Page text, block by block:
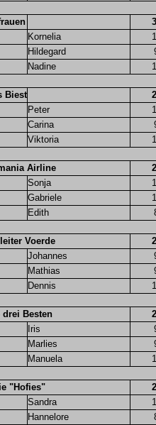
Kornelia
Hildegard
Nadine
Biest
Peter
Carina
Viktoria
Airline
Sonja
Gabriele
Edith
Voerde
Johannes
Mathias
Dennis
drei Besten
Iris
Marlies
Manuela
"Hofies"
Sandra
Hannelore